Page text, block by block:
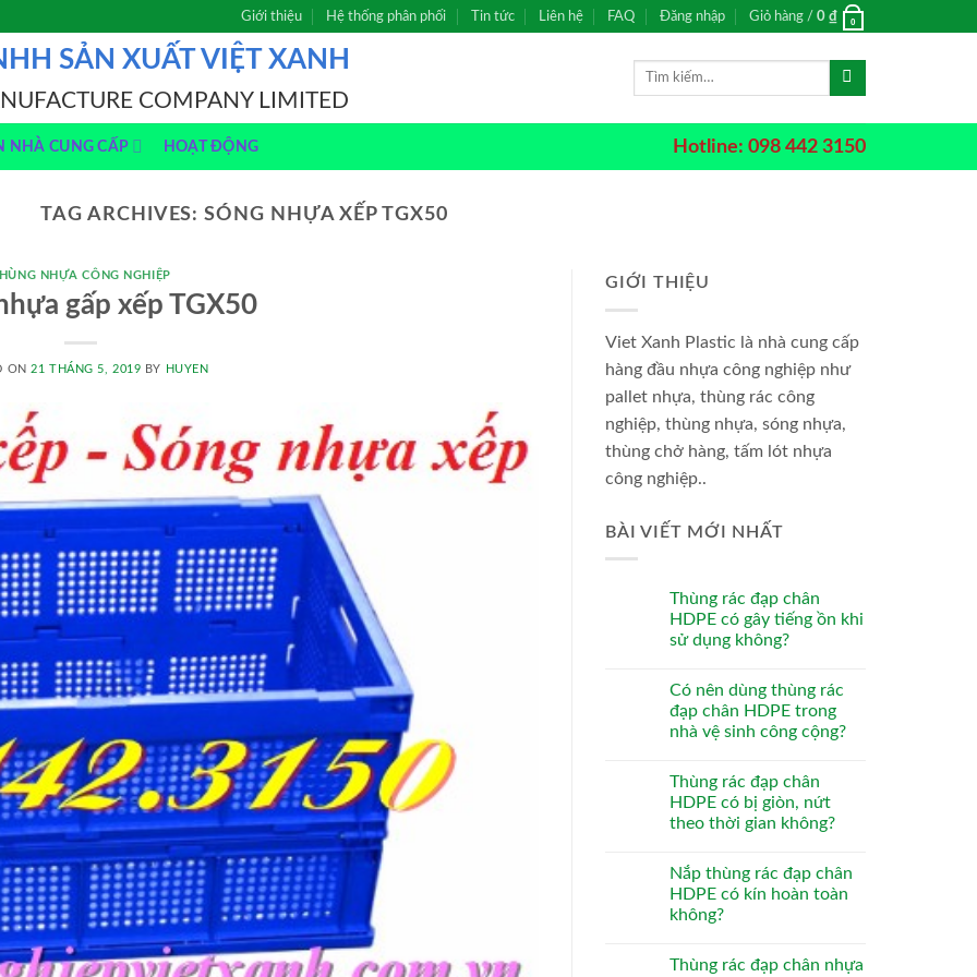
Giới thiệu Hệ thống phân phối Tin tức Liên hệ FAQ Đăng nhập Giỏ hàng / 0 ₫ 0
SẢN XUẤT VIỆT XANH
COMPANY LIMITED
Tìm
NHÀ CUNG CẤP HOẠT ĐỘNG Hotline: 098 442 3150
TAG ARCHIVES:SÓNG NHỰA XẾP TGX50
NHỰA CÔNG NGHIỆP
gấp xếp TGX50
ON21 THÁNG 5, 2019 BY HUYEN
GIỚI THIỆU
Viet Xanh Plastic là nhà cung cấp
hàng đầu nhựa công nghiệp như
pallet nhựa, thùng rác công
nghiệp, thùng nhựa, sóng nhựa,
thùng chở hàng, tấm lót nhựa
công nghiệp..
BÀI VIẾT MỚI NHẤT
Thùng rác đạp chân
HDPE có gây tiếng ồn khi
sử dụng không?
Có nên dùng thùng rác
đạp chân HDPE trong
nhà vệ sinh công cộng?
Thùng rác đạp chân
HDPE có bị giòn, nứt
theo thời gian không?
Nắp thùng rác đạp chân
HDPE có kín hoàn toàn
không?
Thùng rác đạp chân nhựa